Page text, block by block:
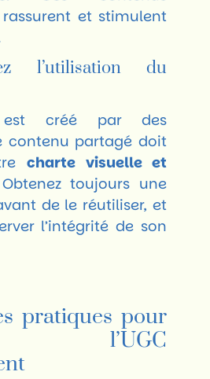
et stimulent
l’utilisation du
est créé par des
contenu partagé doit
charte visuelle et
toujours une
de le réutiliser, et
l’intégrité de son
pratiques pour
l’UGC